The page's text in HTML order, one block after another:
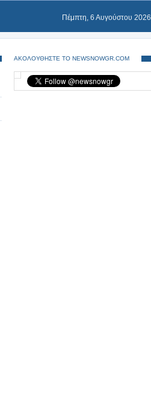
Πέμπτη, 6 Αυγούστου 2026
ΑΚΟΛΟΥΘΗΣΤΕ ΤΟ NEWSNOWGR.COM